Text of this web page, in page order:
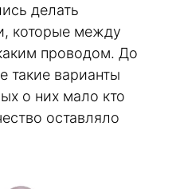
делать
которые между
проводом. До
такие варианты
о них мало кто
оставляло